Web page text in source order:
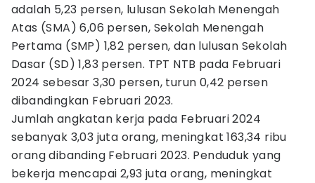
adalah 5,23 persen, lulusan Sekolah Menengah
Atas (SMA) 6,06 persen, Sekolah Menengah
Pertama (SMP) 1,82 persen, dan lulusan Sekolah
Dasar (SD) 1,83 persen. TPT NTB pada Februari
2024 sebesar 3,30 persen, turun 0,42 persen
dibandingkan Februari 2023.
Jumlah angkatan kerja pada Februari 2024
sebanyak 3,03 juta orang, meningkat 163,34 ribu
orang dibanding Februari 2023. Penduduk yang
bekerja mencapai 2,93 juta orang, meningkat